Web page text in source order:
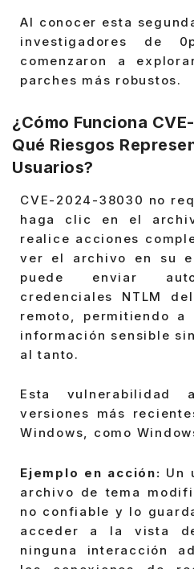
Al conocer esta
investigadores de
comenzaron a
parches más robustos.
¿Cómo Funciona
Qué Riesgos
Usuarios?
CVE-2024-38030 no
haga clic en el
realice acciones
ver el archivo en su
puede enviar
credenciales NTLM
remoto, permitiendo a
información sensible
al tanto.
Esta vulnerabilidad
versiones más
Windows, como
Ejemplo en acción: Un
archivo de tema
no confiable y lo
acceder a la vista
ninguna interacción